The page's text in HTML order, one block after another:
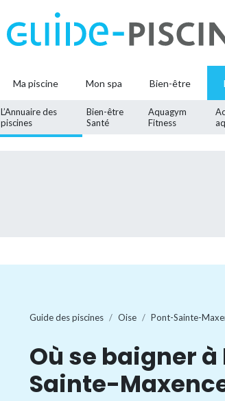
Ma piscine Mon spa Bien-être
L’Annuaire des
piscines
Bien-être
Santé
Aquagym
Fitness
Guide des piscines Oise Pont-Sainte-
Où se baigner
Sainte-